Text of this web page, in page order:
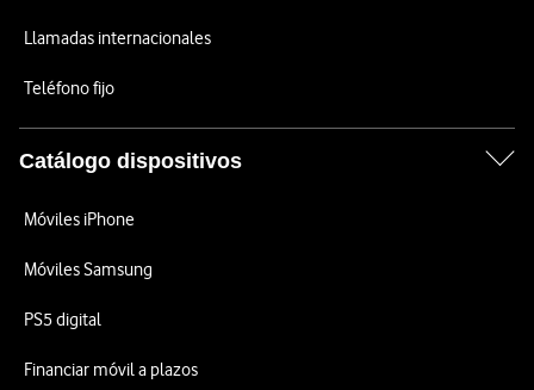
Llamadas internacionales
Teléfono fijo
Catálogo dispositivos
Móviles iPhone
Móviles Samsung
PS5 digital
Financiar móvil a plazos